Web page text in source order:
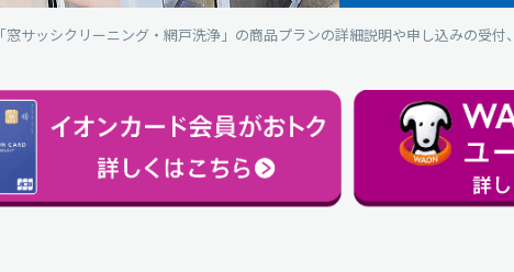
「窓サッシクリーニング・網戸洗浄」の商品プランの詳細説明や申し込みの受付